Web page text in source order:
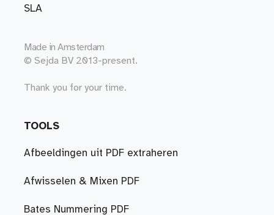
SLA
Made in Amsterdam
© Sejda BV 2013-present.
Thank you for your time.
TOOLS
Afbeeldingen uit PDF extraheren
Afwisselen & Mixen PDF
Bates Nummering PDF